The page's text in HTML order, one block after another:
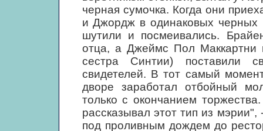
черная сумочка. Когда они
и Джордж в одинаковых черных
шутили и посмеивались.
отца, а Джеймс Пол
сестра Синтии) поставили
свидетелей. В тот самый
дворе заработал отбойный
только с окончанием
рассказывал этот тип из
под проливным дождем до